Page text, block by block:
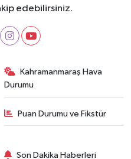
edebilirsiniz.
Kahramanmaraş Hava
Durumu
Puan Durumu ve Fikstür
Son Dakika Haberleri